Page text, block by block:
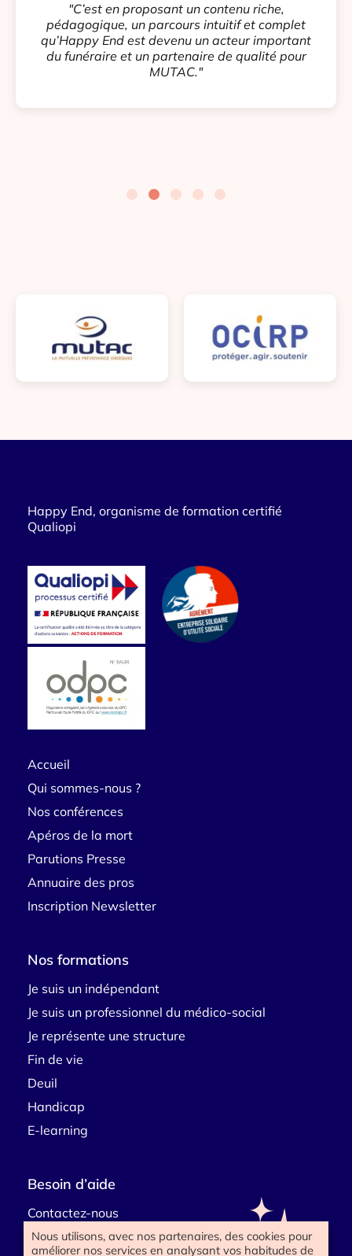
"C’est en proposant un contenu riche,
pédagogique, un parcours intuitif et complet
qu’Happy End est devenu un acteur important
du funéraire et un partenaire de qualité pour
MUTAC."
Happy End, organisme de formation certifié
Qualiopi
Accueil
Qui sommes-nous ?
Nos conférences
Apéros de la mort
Parutions Presse
Annuaire des pros
Inscription Newsletter
Nos formations
Je suis un indépendant
Je suis un professionnel du médico-social
Je représente une structure
Fin de vie
Deuil
Handicap
E-learning
Besoin d’aide
Contactez-nous
Nous utilisons, avec nos partenaires, des cookies pour
améliorer nos services en analysant vos habitudes de